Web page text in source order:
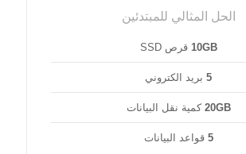
الحل المثالي للمبتدئين
10GB قرص SSD
5 بريد الكتروني
20GB كمية نقل البيانات
5 قواعد البيانات